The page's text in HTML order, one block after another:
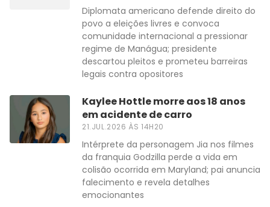
Diplomata americano defende direito do
povo a eleições livres e convoca
comunidade internacional a pressionar
regime de Manágua; presidente
descartou pleitos e prometeu barreiras
legais contra opositores
Kaylee Hottle morre aos 18 anos
em acidente de carro
21.JUL.2026 ÀS 14H20
Intérprete da personagem Jia nos filmes
da franquia Godzilla perde a vida em
colisão ocorrida em Maryland; pai anuncia
falecimento e revela detalhes
emocionantes